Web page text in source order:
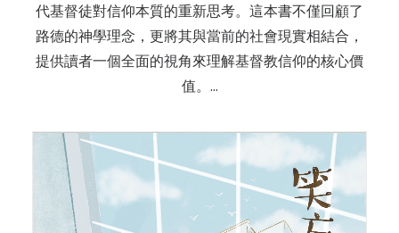
代基督徒對信仰本質的重新思考。這本書不僅回顧了
路德的神學理念，更將其與當前的社會現實相結合，
提供讀者一個全面的視角來理解基督教信仰的核心價
值。…